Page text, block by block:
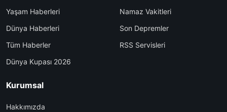
Yaşam Haberleri
Dünya Haberleri
Tüm Haberler
Dünya Kupası 2026
Namaz Vakitleri
Son Depremler
RSS Servisleri
Kurumsal
Hakkımızda